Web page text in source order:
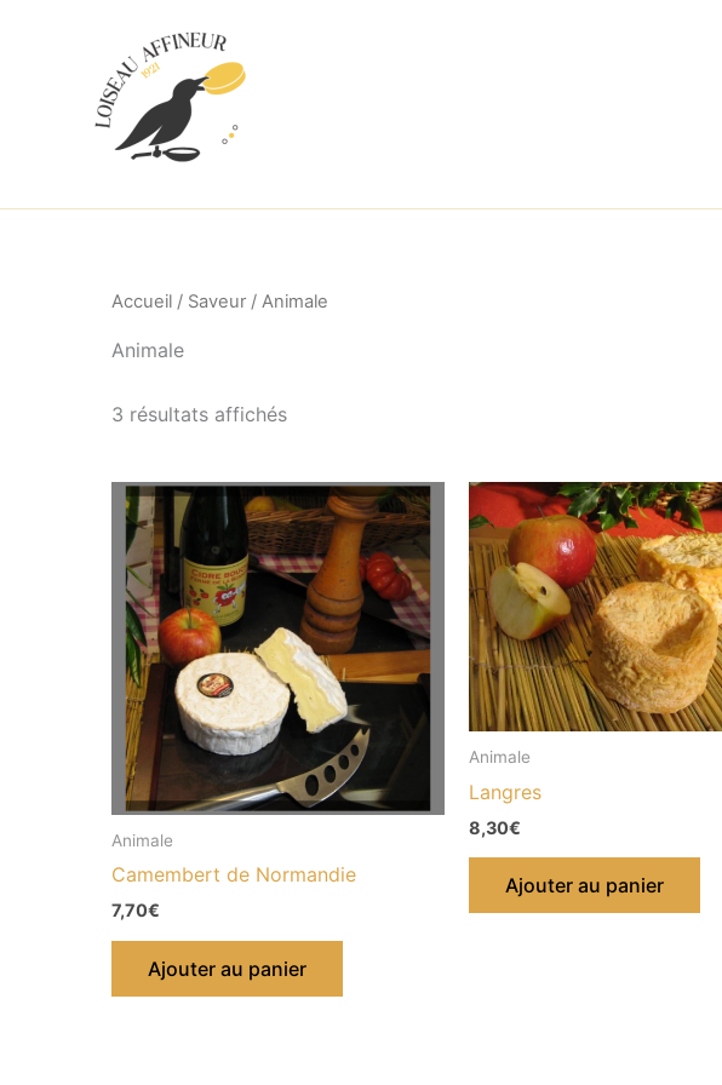
Accueil / Saveur / Animale
Animale
3 résultats affichés
Animale
Camembert de Normandie
7,70€
Ajouter au panier
Animale
Langres
8,30€
Ajouter au panier